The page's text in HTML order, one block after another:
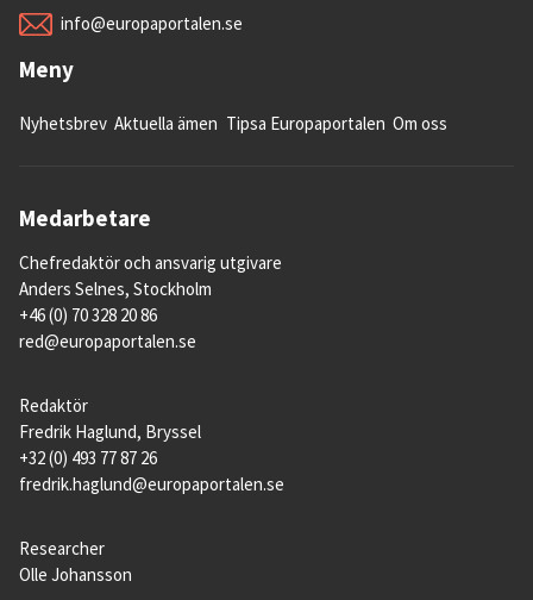
info@europaportalen.se
Meny
Nyhetsbrev Aktuella ämen Tipsa Europaportalen Om oss
Medarbetare
Chefredaktör och ansvarig utgivare
Anders Selnes, Stockholm
+46 (0) 70 328 20 86
red@europaportalen.se
Redaktör
Fredrik Haglund, Bryssel
+32 (0) 493 77 87 26
fredrik.haglund@europaportalen.se
Researcher
Olle Johansson